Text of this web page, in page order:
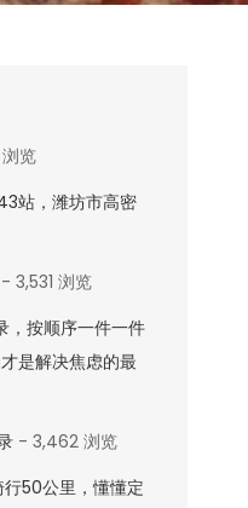
览
站，潍坊市高密
3,531 浏览
，按顺序一件一件
是解决焦虑的最
- 3,462 浏览
50公里，懂懂定